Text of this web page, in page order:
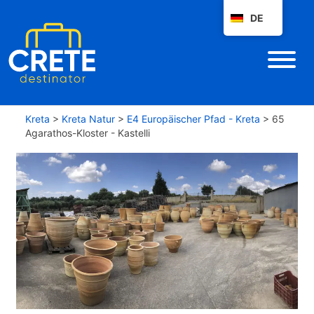
Kreta > Kreta Natur > E4 Europäischer Pfad - Kreta > 65
Agarathos-Kloster - Kastelli
DE